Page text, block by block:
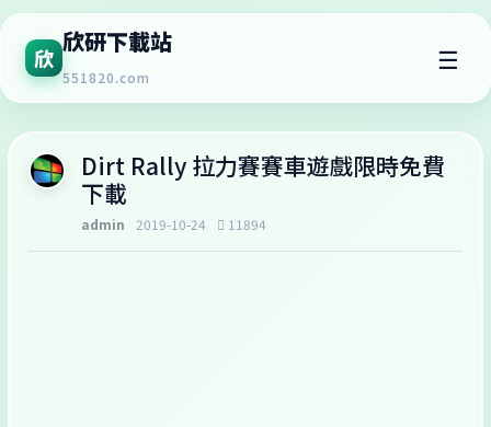
欣
欣研下載站
551820.com
☰
Dirt Rally 拉力賽賽車遊戲限時免費
下載
admin 2019-10-24 11894